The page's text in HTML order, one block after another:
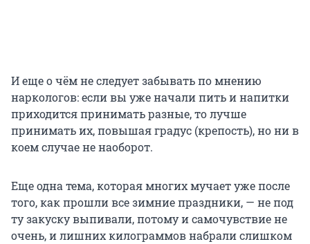
И еще о чём не следует забывать по мнению
наркологов: если вы уже начали пить и напитки
приходится принимать разные, то лучше
принимать их, повышая градус (крепость), но ни в
коем случае не наоборот.
Еще одна тема, которая многих мучает уже после
того, как прошли все зимние праздники, — не под
ту закуску выпивали, потому и самочувствие не
очень, и лишних килограммов набрали слишком